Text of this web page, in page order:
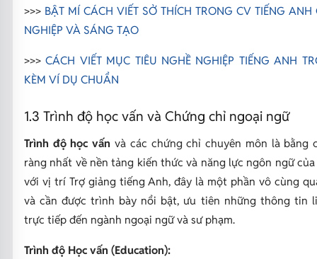
>>> BẬT MÍ CÁCH VIẾT SỞ THÍCH TRONG CV TIẾNG ANH
NGHIỆP VÀ SÁNG TẠO
>>>CÁCH VIẾT MỤC TIÊU NGHỀ NGHIỆP TIẾNG ANH
KÈM VÍ DỤ CHUẨN
1.3 Trình độ học vấn và Chứng chỉ ngoại ngữ
Trình độ học vấn và các chứng chỉ chuyên môn là bằng
ràng nhất về nền tảng kiến thức và năng lực ngôn ngữ
với vị trí Trợ giảng tiếng Anh, đây là một phần vô cùng
và cần được trình bày nổi bật, ưu tiên những thông tin
trực tiếp đến ngành ngoại ngữ và sư phạm.
Trình độ Học vấn (Education):